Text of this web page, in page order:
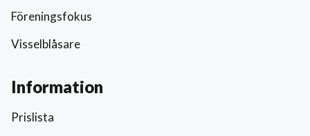
Föreningsfokus
Visselblåsare
Information
Prislista